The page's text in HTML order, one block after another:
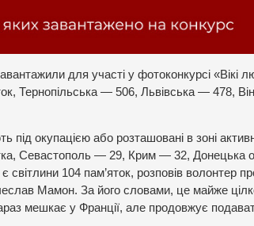
завантажили для участі у фотоконкурсі «Вікі
Тернопільська — 506, Львівська — 478,
під окупацією або розташовані в зоні
Севастополь — 29, Крим — 32, Донецька
104 пам’яток, розповів волонтер
Мамон. За його словами, це майже
мешкає у Франції, але продовжує